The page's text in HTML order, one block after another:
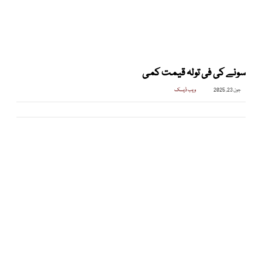
سونے کی فی تولہ قیمت کمی
جون 23, 2025 ویب ڈیسک